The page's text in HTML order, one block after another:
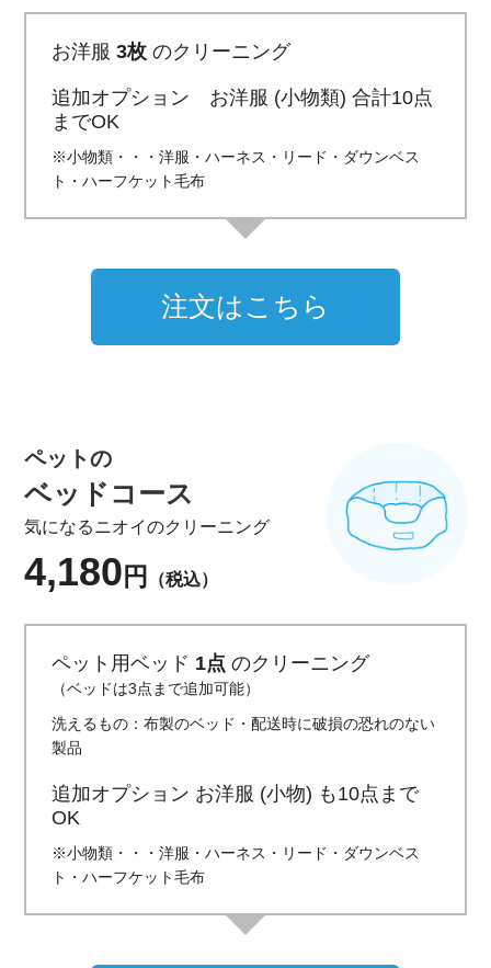
お洋服 3枚のクリーニング
追加オプション お洋服 (小物類) 合計10点
までOK
※小物類・・・洋服・ハーネス・リード・ダウンベス
ト・ハーフケット毛布
注文はこちら
ペットの
ベッドコース
気になるニオイのクリーニング
4,180 円 （税込）
ペット用ベッド 1点 のクリーニング
（ベッドは3点まで追加可能）
洗えるもの：布製のベッド・配送時に破損の恐れのない
製品
追加オプション お洋服 (小物) も10点まで
OK
※小物類・・・洋服・ハーネス・リード・ダウンベス
ト・ハーフケット毛布